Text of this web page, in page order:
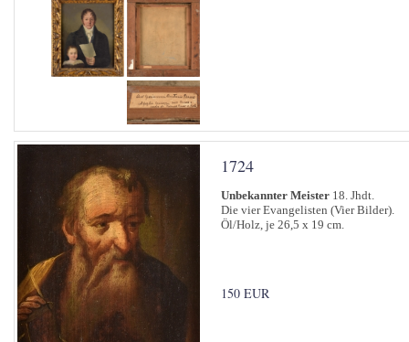
1724
Unbekannter Meister 18. Jhdt.
Die vier Evangelisten (Vier Bilder).
Öl/Holz, je 26,5 x 19 cm.
150 EUR